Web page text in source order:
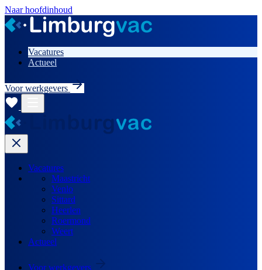
Naar hoofdinhoud
Vacatures
Actueel
Voor werkgevers
Vacatures
Maastricht
Venlo
Sittard
Heerlen
Roermond
Weert
Actueel
Voor werkgevers